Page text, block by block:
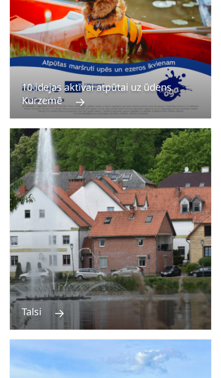
10 idejas aktīvai atpūtai uz ūdens
Kurzemē
→
Talsi →